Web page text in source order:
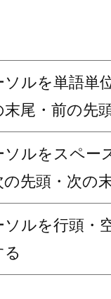
ソルを単語単
尾・前の先頭
ソルをスペー
の先頭・次の
ソルを行頭・
る